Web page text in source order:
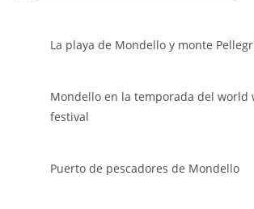
La playa de Mondello y monte
Mondello en la temporada del world
festival
Puerto de pescadores de Mondello